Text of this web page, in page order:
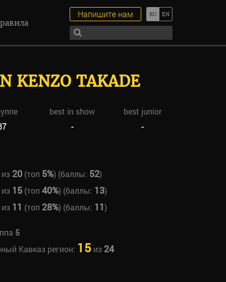
Напишите нам
KENZO TAKADE
best in show
best junior
- -
20(топ 5%) (баллы: 52)
15(топ 40%) (баллы: 13)
11 (топ 28%) (баллы: 11)
5
Кавказ регион: 15из 24